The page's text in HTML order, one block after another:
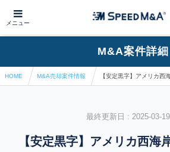
メニュー
M&A案件詳細
HOME M&A売却案件情報
最終更新日 : 2025-03-
【安定黒字】アメリカ西海